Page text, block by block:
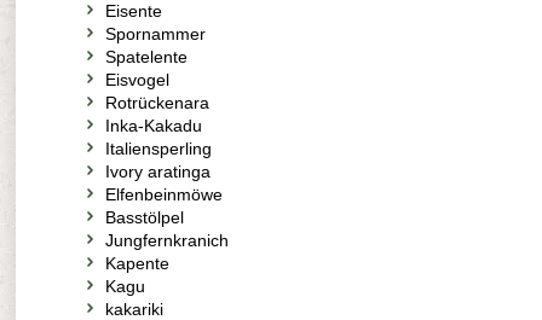
Eisente
Spornammer
Spatelente
Eisvogel
Rotrückenara
Inka-Kakadu
Italiensperling
Ivory aratinga
Elfenbeinmöwe
Basstölpel
Jungfernkranich
Kapente
Kagu
kakariki